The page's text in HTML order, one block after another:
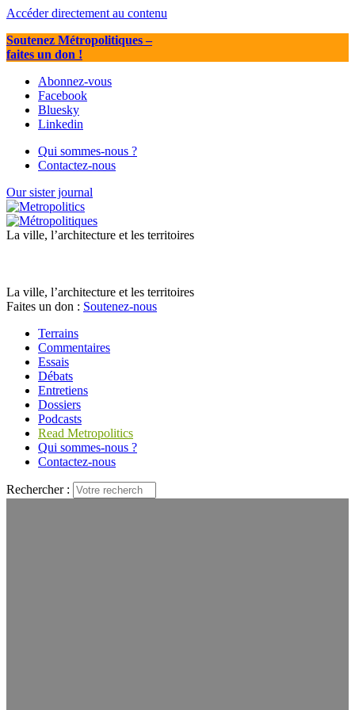
Accéder directement au contenu
Soutenez Métropolitiques–
faites un don !
Abonnez-vous
Facebook
Bluesky
Linkedin
Qui sommes-nous ?
Contactez-nous
Our sister journal
La ville, l’architecture et les territoires
La ville, l’architecture et les territoires
Faites un don : Soutenez-nous
Terrains
Commentaires
Essais
Débats
Entretiens
Dossiers
Podcasts
Read Metropolitics
Qui sommes-nous ?
Contactez-nous
Rechercher :